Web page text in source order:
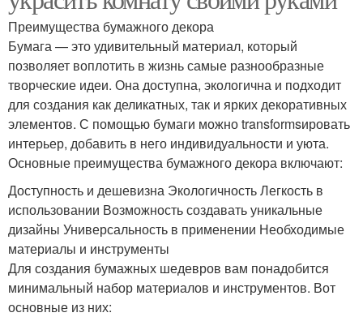
Преимущества бумажного декора
Бумага — это удивительный материал, который
позволяет воплотить в жизнь самые разнообразные
творческие идеи. Она доступна, экологична и подходит
для создания как деликатных, так и ярких декоративных
элементов. С помощью бумаги можно transformsировать
интерьер, добавить в него индивидуальности и уюта.
Основные преимущества бумажного декора включают:
Доступность и дешевизна Экологичность Легкость в
использовании Возможность создавать уникальные
дизайны Универсальность в применении Необходимые
материалы и инструменты
Для создания бумажных шедевров вам понадобится
минимальный набор материалов и инструментов. Вот
основные из них: